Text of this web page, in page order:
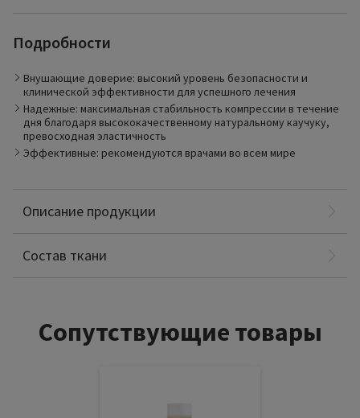
Подробности
Внушающие доверие: высокий уровень безопасности и
клинической эффективности для успешного лечения
Надежные: максимальная стабильность компрессии в течение
дня благодаря высококачественному натуральному каучуку,
превосходная эластичность
Эффективные: рекомендуются врачами во всем мире
Описание продукции
изделия TRADITIONAL - это правильный выбор. Уникальные
эластические свойства нити обеспечивают высокую
эффективное лечение даже при заболеваниях вен на
поздней стадии. Изделия TRADITIONAL легко надевать
даже при высокой степени компрессии. Они надежны,
устойчивы к износу и проницаемы для воздуха.
Состав ткани
Полиамид: 70%
Сопутствующие товары